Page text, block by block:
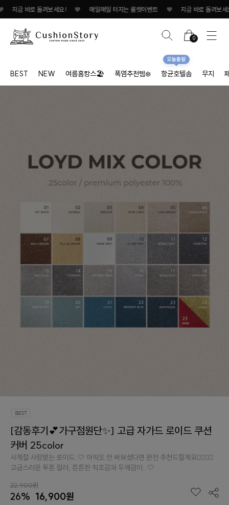
매일매일 터지는 룰렛이벤트 ♥ 지금 바로 돌려보세요! ♥ 매일매일 터지는 룰렛
0
BEST NEW 여름홈캉스🏖 폭염추천템❄️ 항균호텔솜
오늘출발
무지
[감동후기💕가구점원단✨] 고급 자가드 로이드 쿠션
커버 25color
사계절 사랑받는 로이드..🤍 아직도 안 써보셨다면 완전 추천드릴게요👉🏻👈🏻
고급스러운 투톤 컬러, 튼튼한 직조감과 두께감이...🤍
22,900원
26% 16,900원